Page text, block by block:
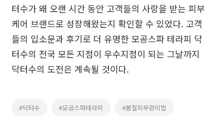
터수가 왜 오랜 시간 동안 고객들의 사랑을 받는 피부
케어 브랜드로 성장해왔는지 확인할 수 있었다. 고객
들의 입소문과 후기로 더 유명한 모공스파 테라피 닥
터수의 전국 모든 지점이 우수지점이 되는 그날까지
닥터수의 도전은 계속될 것이다.
#닥터수 #모공스파테라피 #봄철피부관리법